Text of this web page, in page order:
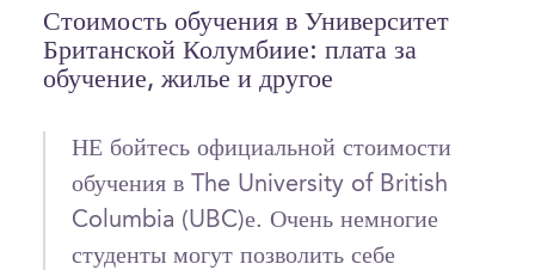
Стоимость обучения в Университет
Британской Колумбиие: плата за
обучение, жилье и другое
НЕ бойтесь официальной стоимости
обучения в The University of British
Columbia (UBC)е. Очень немногие
студенты могут позволить себе